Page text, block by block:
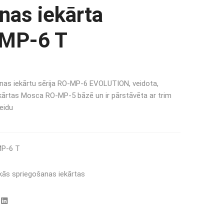
iekārta
6 T
iekārtu sērija RO-MP-6 EVOLUTION, veidota,
Mosca RO-MP-5 bāzē un ir pārstāvēta ar trim
6 T
spriegošanas iekārtas